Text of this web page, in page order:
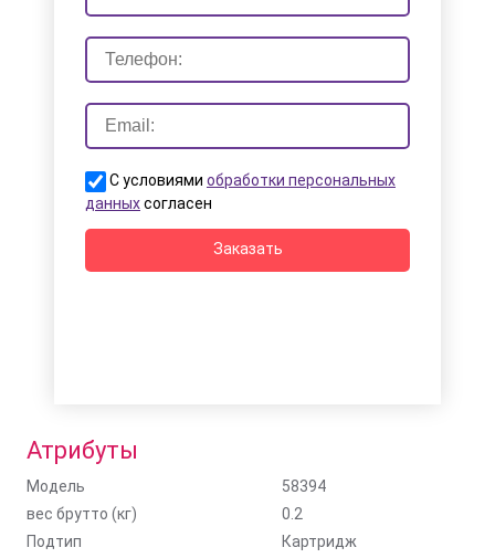
С условиями обработки персональных
данныхсогласен
Заказать
Атрибуты
Модель
58394
вес брутто (кг)
0.2
Подтип
Картридж